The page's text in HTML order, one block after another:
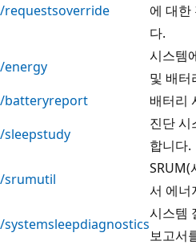
/requestsoverride
에 대한
다.
/energy
시스템
및 배터
/batteryreport
배터리
/sleepstudy
진단 시
합니다.
/srumutil
SRUM(
서 에너
/systemsleepdiagnostics
시스템
보고서